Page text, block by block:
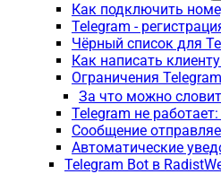
Как подключить
Telegram -
Чёрный список для
Как написать
Ограничения
За что можно
Telegram не
Сообщение
Автоматические
Telegram Bot в